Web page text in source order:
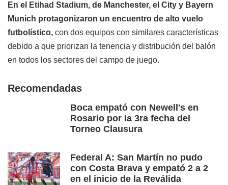
En el Etihad Stadium, de Manchester, el City y Bayern
Munich protagonizaron un encuentro de alto vuelo
futbolístico, con dos equipos con similares características
debido a que priorizan la tenencia y distribución del balón
en todos los sectores del campo de juego.
Recomendadas
Boca empató con Newell's en
Rosario por la 3ra fecha del
Torneo Clausura
Federal A: San Martín no pudo
con Costa Brava y empató 2 a 2
en el inicio de la Reválida